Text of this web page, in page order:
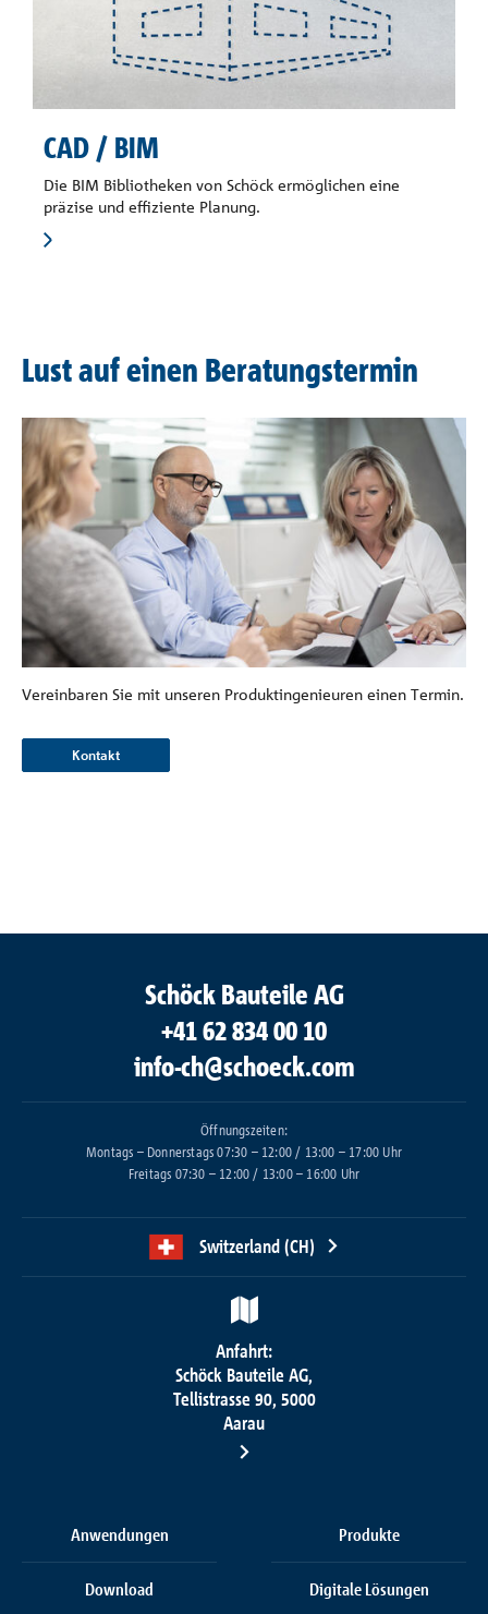
CAD / BIM
Die BIM Bibliotheken von Schöck ermöglichen eine
präzise und effiziente Planung.
Lust auf einen Beratungstermin
Vereinbaren Sie mit unseren Produktingenieuren einen Termin.
Kontakt
Schöck Bauteile AG
+41 62 834 00 10
info-ch@schoeck.com
Öffnungszeiten:
Montags – Donnerstags 07:30 – 12:00 / 13:00 – 17:00 Uhr
Freitags 07:30 – 12:00 / 13:00 – 16:00 Uhr
Switzerland (CH)
Anfahrt:
Schöck Bauteile AG,
Tellistrasse 90, 5000
Aarau
Anwendungen Produkte
Download Digitale Lösungen